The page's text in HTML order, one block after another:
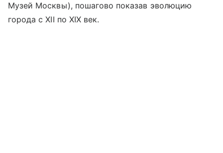
Музей Москвы), пошагово показав эволюцию
города с XII по XIX век.